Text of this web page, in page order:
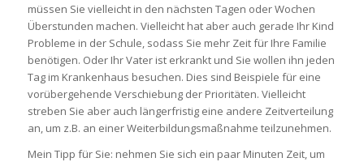
müssen Sie vielleicht in den nächsten Tagen oder Wochen
Überstunden machen. Vielleicht hat aber auch gerade Ihr Kind
Probleme in der Schule, sodass Sie mehr Zeit für Ihre Familie
benötigen. Oder Ihr Vater ist erkrankt und Sie wollen ihn jeden
Tag im Krankenhaus besuchen. Dies sind Beispiele für eine
vorübergehende Verschiebung der Prioritäten. Vielleicht
streben Sie aber auch längerfristig eine andere Zeitverteilung
an, um z.B. an einer Weiterbildungsmaßnahme teilzunehmen.
Mein Tipp für Sie: nehmen Sie sich ein paar Minuten Zeit, um